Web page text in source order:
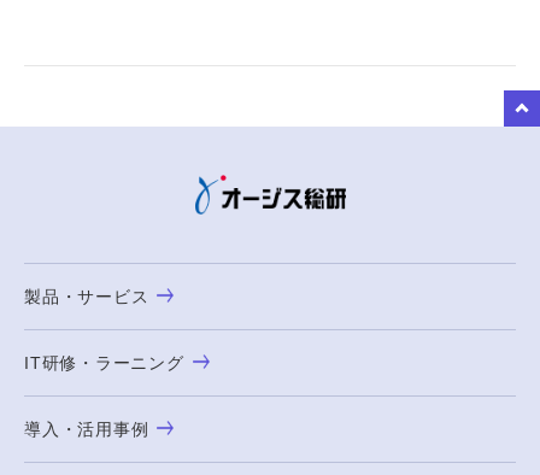
製品・サービス
IT研修・ラーニング
導入・活用事例